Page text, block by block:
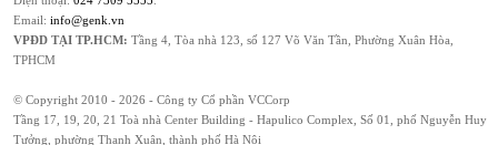
Email: info@genk.vn
VPĐD TẠI TP.HCM: Tầng 4, Tòa nhà 123, số 127 Võ Văn Tần, Phường Xuân Hòa,
TPHCM
© Copyright 2010 - 2026 - Công ty Cổ phần VCCorp
Tầng 17, 19, 20, 21 Toà nhà Center Building - Hapulico Complex, Số 01, phố Nguyễn Huy
Tưởng, phường Thanh Xuân, thành phố Hà Nội